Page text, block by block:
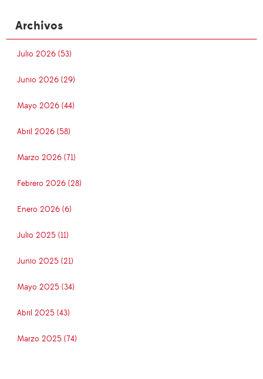
Archivos
Julio 2026 (53)
Junio 2026 (29)
Mayo 2026 (44)
Abril 2026 (58)
Marzo 2026 (71)
Febrero 2026 (28)
Enero 2026 (6)
Julio 2025 (11)
Junio 2025 (21)
Mayo 2025 (34)
Abril 2025 (43)
Marzo 2025 (74)